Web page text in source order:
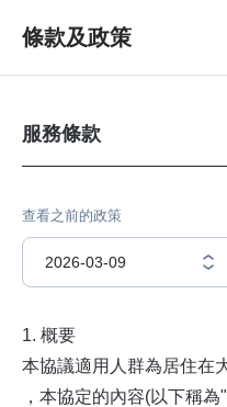
條款及政策
服務條款
查看之前的政策
2026-03-09
1. 概要
本協議適用人群為居住在
，本協定的內容(以下稱